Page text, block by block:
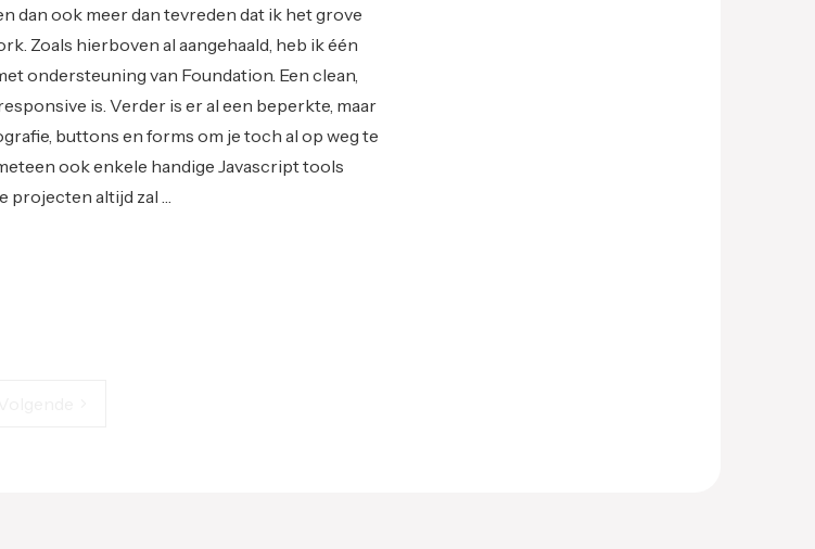
dan ook meer dan tevreden dat ik het grove
Zoals hierboven al aangehaald, heb ik één
ondersteuning van Foundation. Een clean,
is. Verder is er al een beperkte, maar
buttons en forms om je toch al op weg te
ook enkele handige Javascript tools
projecten altijd zal …